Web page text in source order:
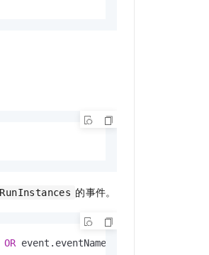
RunInstances 的事件。
OR event.eventName: RunInstances